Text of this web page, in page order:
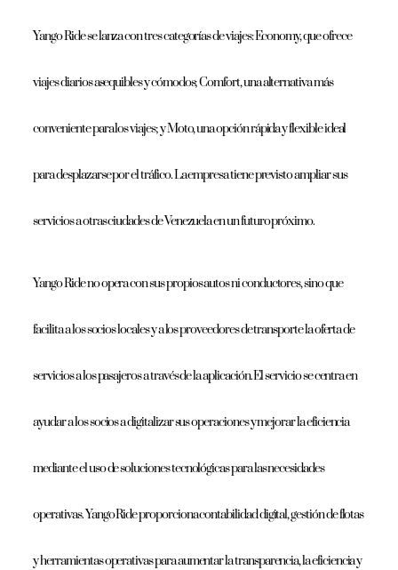
Yango Ride se lanza con tres categorías de viajes: Economy, que ofrece
viajes diarios asequibles y cómodos; Comfort, una alternativa más
conveniente para los viajes; y Moto, una opción rápida y flexible ideal
para desplazarse por el tráfico. La empresa tiene previsto ampliar sus
servicios a otras ciudades de Venezuela en un futuro próximo.
Yango Ride no opera con sus propios autos ni conductores, sino que
facilita a los socios locales y a los proveedores de transporte la oferta de
servicios a los pasajeros a través de la aplicación. El servicio se centra en
ayudar a los socios a digitalizar sus operaciones y mejorar la eficiencia
mediante el uso de soluciones tecnológicas para las necesidades
operativas. Yango Ride proporciona contabilidad digital, gestión de flotas
y herramientas operativas para aumentar la transparencia, la eficiencia y